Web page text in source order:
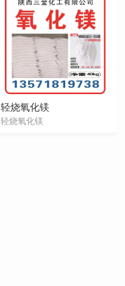
轻烧氧化镁
轻烧氧化镁